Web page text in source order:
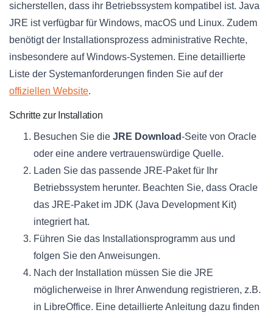
sicherstellen, dass ihr Betriebssystem kompatibel ist. Java
JRE ist verfügbar für Windows, macOS und Linux. Zudem
benötigt der Installationsprozess administrative Rechte,
insbesondere auf Windows-Systemen. Eine detaillierte
Liste der Systemanforderungen finden Sie auf der
offiziellen Website.
Schritte zur Installation
Besuchen Sie die JRE Download-Seite von Oracle
oder eine andere vertrauenswürdige Quelle.
Laden Sie das passende JRE-Paket für Ihr
Betriebssystem herunter. Beachten Sie, dass Oracle
das JRE-Paket im JDK (Java Development Kit)
integriert hat.
Führen Sie das Installationsprogramm aus und
folgen Sie den Anweisungen.
Nach der Installation müssen Sie die JRE
möglicherweise in Ihrer Anwendung registrieren, z.B.
in LibreOffice. Eine detaillierte Anleitung dazu finden